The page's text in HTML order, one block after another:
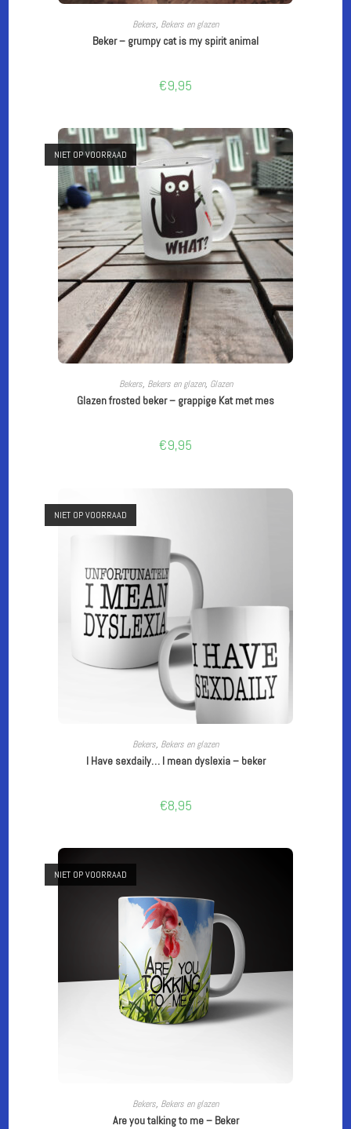
CUSTOMIZE
Bekers, Bekers en glazen
Beker – grumpy cat is my spirit animal
€9,95
NIET OP VOORRAAD
LEES VERDER
Bekers, Bekers en glazen, Glazen
Glazen frosted beker – grappige Kat met mes
€9,95
NIET OP VOORRAAD
LEES VERDER
Bekers, Bekers en glazen
I Have sexdaily… I mean dyslexia – beker
€8,95
NIET OP VOORRAAD
LEES VERDER
Bekers, Bekers en glazen
Are you talking to me – Beker